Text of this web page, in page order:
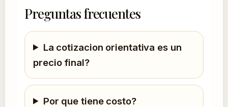
Preguntas frecuentes
La cotizacion orientativa es un
precio final?
Por que tiene costo?